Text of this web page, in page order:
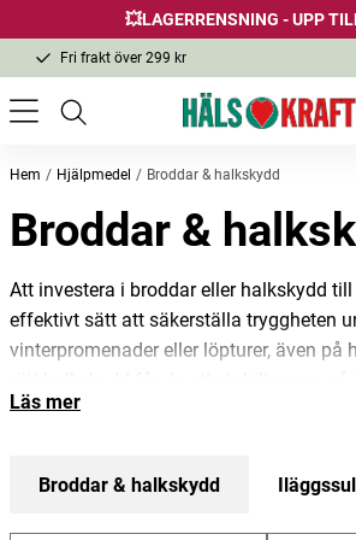
💥LAGERRENSNING - UPP
Fri frakt över 299 kr
1-3 dagars leverans
Samma pris i butik & online
Fri frakt över 299 kr
Hem Hjälpmedel Broddar & halkskydd
Broddar &
Att investera i broddar eller halkskydd
effektivt sätt att säkerställa tryggheten
vinterpromenader eller löpturer, även på
minskar risken för fallolyckor. Broddar
Läs mer
Broddar & halkskydd